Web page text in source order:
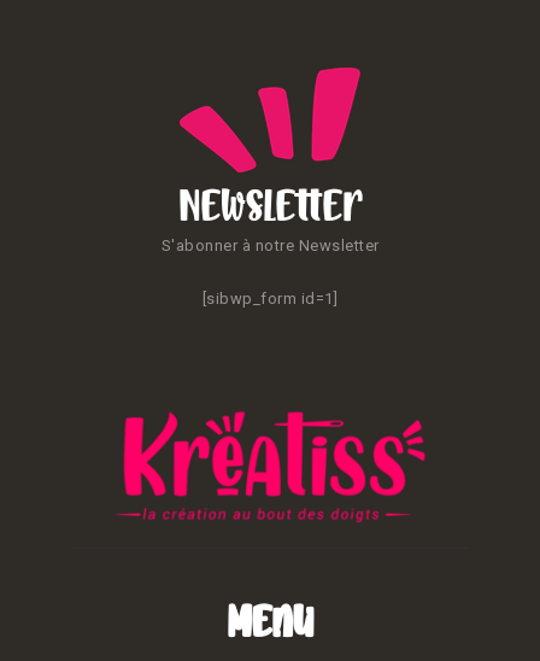
Newsletter
S'abonner à notre Newsletter
[sibwp_form id=1]
Menu